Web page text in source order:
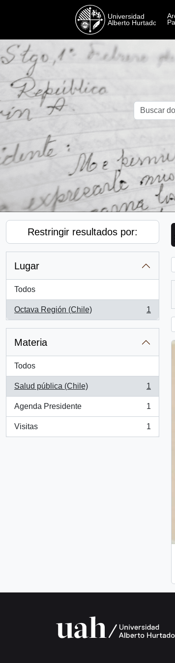
Restringir resultados por:
Lugar
Todos
Octava Región (Chile)
, 1 resultados
1
Materia
Todos
Salud pública (Chile)
, 1 resultados
1
Agenda Presidente
, 1 resultados
1
Visitas
, 1 resultados
1